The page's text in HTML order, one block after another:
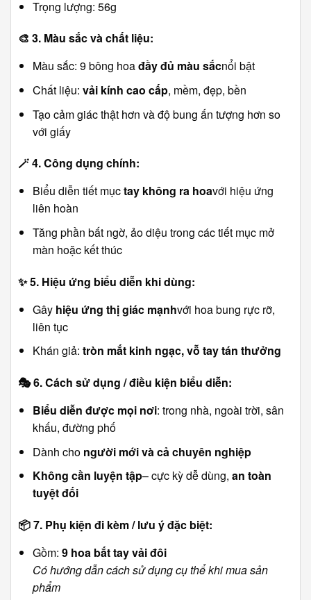
Trọng lượng: 56g
🎨 3. Màu sắc và chất liệu:
Màu sắc: 9 bông hoađầy đủ màu sắcnổi bật
Chất liệu: vải kính cao cấp, mềm, đẹp, bền
Tạo cảm giác thật hơn và độ bung ấn tượng hơn so
với giấy
🪄4. Công dụng chính:
Biểu diễn tiết mụctay không ra hoavới hiệu ứng
liên hoàn
Tăng phần bất ngờ, ảo diệu trong các tiết mục mở
màn hoặc kết thúc
✨5. Hiệu ứng biểu diễn khi dùng:
Gây hiệu ứng thị giác mạnhvới hoa bung rực rỡ,
liên tục
Khán giả: tròn mắt kinh ngạc, vỗ tay tán thưởng
🎭6. Cách sử dụng / điều kiện biểu diễn:
Biểu diễn được mọi nơi: trong nhà, ngoài trời, sân
khấu, đường phố
Dành cho người mới và cả chuyên nghiệp
Không cần luyện tập– cực kỳ dễ dùng, an toàn
tuyệt đối
📦7. Phụ kiện đi kèm / lưu ý đặc biệt:
Gồm: 9 hoa bắt tay vải đôi
Có hướng dẫn cách sử dụng cụ thể khi mua sản
phẩm